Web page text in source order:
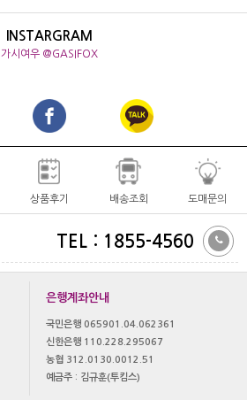
INSTARGRAM
가시여우 @GASIFOX
상품후기 배송조회 도매문의
TEL : 1855-4560
은행계좌안내
국민은행 065901.04.062361
신한은행 110.228.295067
농협 312.0130.0012.51
예금주 : 김규훈(투킴스)